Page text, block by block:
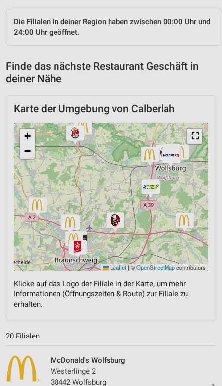
Die Filialen in deiner Region haben zwischen 00:00 Uhr und
24:00 Uhr geöffnet.
Finde das nächste Restaurant Geschäft in
deiner Nähe
Karte der Umgebung von Calberlah
⛶
+
−
Leaflet | ©OpenStreetMapcontributors
Klicke auf das Logo der Filiale in der Karte, um mehr
Informationen (Öffnungszeiten & Route) zur Filiale zu
erhalten.
20 Filialen
McDonald's Wolfsburg
Westerlinge 2
38442 Wolfsburg